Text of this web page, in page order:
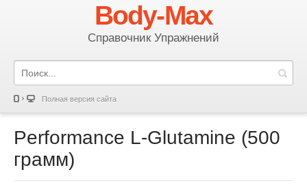
Body-Max
Справочник Упражнений
Полная версия сайта
Performance L-Glutamine (500
грамм)